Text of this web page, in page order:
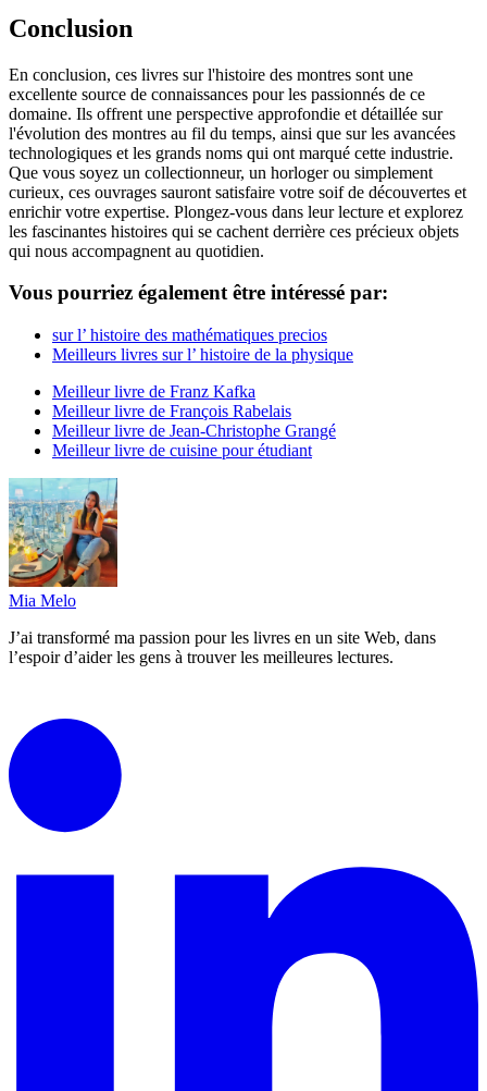
Conclusion
En conclusion, ces livres sur l'histoire des montres sont une
excellente source de connaissances pour les passionnés de ce
domaine. Ils offrent une perspective approfondie et détaillée sur
l'évolution des montres au fil du temps, ainsi que sur les avancées
technologiques et les grands noms qui ont marqué cette industrie.
Que vous soyez un collectionneur, un horloger ou simplement
curieux, ces ouvrages sauront satisfaire votre soif de découvertes et
enrichir votre expertise. Plongez-vous dans leur lecture et explorez
les fascinantes histoires qui se cachent derrière ces précieux objets
qui nous accompagnent au quotidien.
Vous pourriez également être intéressé par:
sur l’ histoire des mathématiques precios
Meilleurs livres sur l’ histoire de la physique
Meilleur livre de Franz Kafka
Meilleur livre de François Rabelais
Meilleur livre de Jean-Christophe Grangé
Meilleur livre de cuisine pour étudiant
Mia Melo
J’ai transformé ma passion pour les livres en un site Web, dans
l’espoir d’aider les gens à trouver les meilleures lectures.